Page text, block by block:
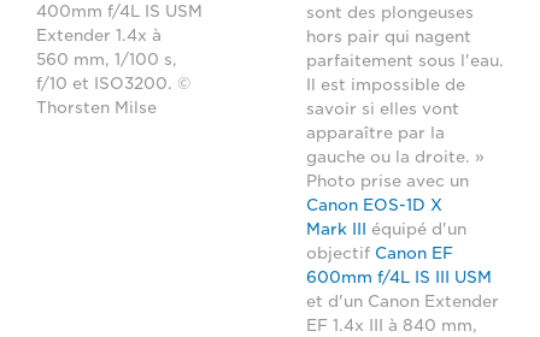
400mm f/4L IS USM
Extender 1.4x à
560 mm, 1/100 s,
f/10 et ISO3200. ©
Thorsten Milse
sont des plongeuses
hors pair qui nagent
parfaitement sous l'eau.
Il est impossible de
savoir si elles vont
apparaître par la
gauche ou la droite. »
Photo prise avec un
Canon EOS-1D X
Mark III
équipé d'un
objectif Canon EF
600mm f/4L IS III USM
et d'un Canon Extender
EF 1.4x III à 840 mm,